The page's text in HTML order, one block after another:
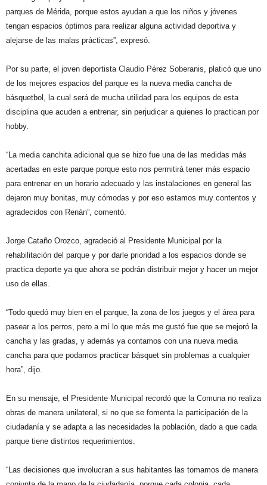
parques de Mérida, porque estos ayudan a que los niños y jóvenes
tengan espacios óptimos para realizar alguna actividad deportiva y
alejarse de las malas prácticas”, expresó.
Por su parte, el joven deportista Claudio Pérez Soberanis, platicó que uno
de los mejores espacios del parque es la nueva media cancha de
básquetbol, la cual será de mucha utilidad para los equipos de esta
disciplina que acuden a entrenar, sin perjudicar a quienes lo practican por
hobby.
“La media canchita adicional que se hizo fue una de las medidas más
acertadas en este parque porque esto nos permitirá tener más espacio
para entrenar en un horario adecuado y las instalaciones en general las
dejaron muy bonitas, muy cómodas y por eso estamos muy contentos y
agradecidos con Renán”, comentó.
Jorge Cataño Orozco, agradeció al Presidente Municipal por la
rehabilitación del parque y por darle prioridad a los espacios donde se
practica deporte ya que ahora se podrán distribuir mejor y hacer un mejor
uso de ellas.
“Todo quedó muy bien en el parque, la zona de los juegos y el área para
pasear a los perros, pero a mí lo que más me gustó fue que se mejoró la
cancha y las gradas, y además ya contamos con una nueva media
cancha para que podamos practicar básquet sin problemas a cualquier
hora”, dijo.
En su mensaje, el Presidente Municipal recordó que la Comuna no realiza
obras de manera unilateral, si no que se fomenta la participación de la
ciudadanía y se adapta a las necesidades la población, dado a que cada
parque tiene distintos requerimientos.
“Las decisiones que involucran a sus habitantes las tomamos de manera